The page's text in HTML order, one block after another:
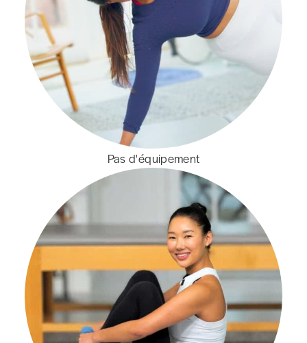
Pas d'équipement